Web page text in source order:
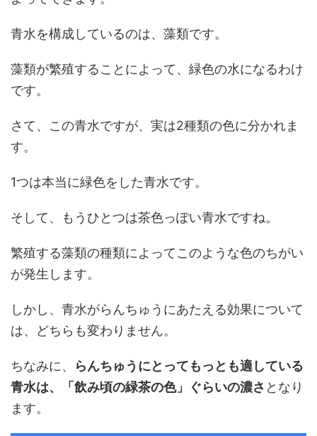
青水を構成しているのは、藻類です。
藻類が繁殖することによって、緑色の水になるわけ
です。
さて、この青水ですが、実は2種類の色に分かれま
す。
1つは本当に緑色をした青水です。
そして、もうひとつは茶色っぽい青水ですね。
繁殖する藻類の種類によってこのような色のちがい
が発生します。
しかし、青水がらんちゅうにあたえる効果について
は、どちらも変わりません。
ちなみに、
らんちゅうにとってもっとも適している
青水は、「飲み頃の緑茶の色」ぐらいの濃さ となり
ます。